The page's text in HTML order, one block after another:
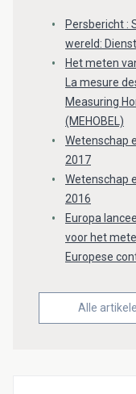
Persbericht :
wereld:
Het meten
La mesure
Measuring
(MEHOBEL)
Wetenschap
2017
Wetenschap
2016
Europa
voor het
Europese
Alle